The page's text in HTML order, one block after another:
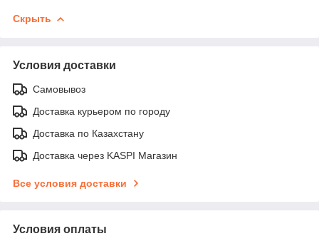
Скрыть
Условия доставки
Самовывоз
Доставка курьером по городу
Доставка по Казахстану
Доставка через KASPI Магазин
Все условия доставки
Условия оплаты